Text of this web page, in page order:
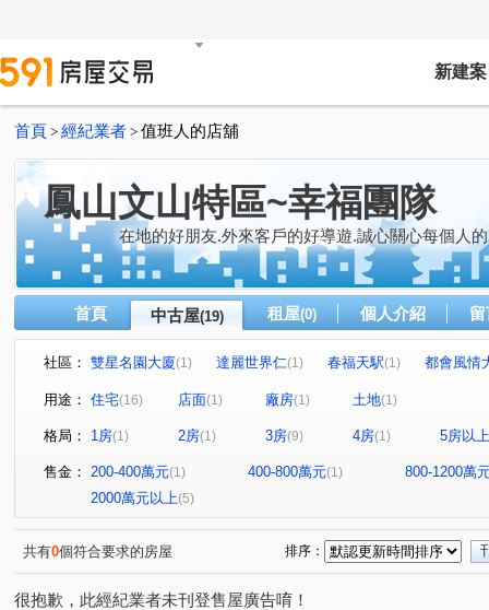
新建案
首頁 > 經紀業者 > 值班人的店舖
鳳山文山特區~幸福團隊
在地的好朋友.外來客戶的好導遊.誠心關心每個人
首頁 中古屋(19) 租屋(0) 個人介紹
社區： 雙星名園大廈(1) 達麗世界仁(1) 春福天駅(1)
都會風情
松鶴
捷運新都心六期 (1) 愛上城
廣東二街
太子路 拷潭路 真君路
中山東
文樂街(1) 光遠路 懷安街(1) 鳳學路 正忠路(1)
慈英街(1)
用途： 住宅(16) 店面(1) 廠房(1) 土地(1)
格局： 1房(1) 2房(1) 3房(9) 4房(1) 5房以上
售金： 200-400萬元(1) 400-800萬元(1)
800-1200萬
2000萬元以上(5)
共有0個符合要求的房屋 排序：
很抱歉，此經紀業者未刊登售屋廣告唷！